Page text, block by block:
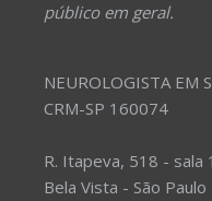
público em geral.
NEUROLOGISTA EM
CRM-SP 160074
R. Itapeva, 518 - sala
Bela Vista - São Paulo